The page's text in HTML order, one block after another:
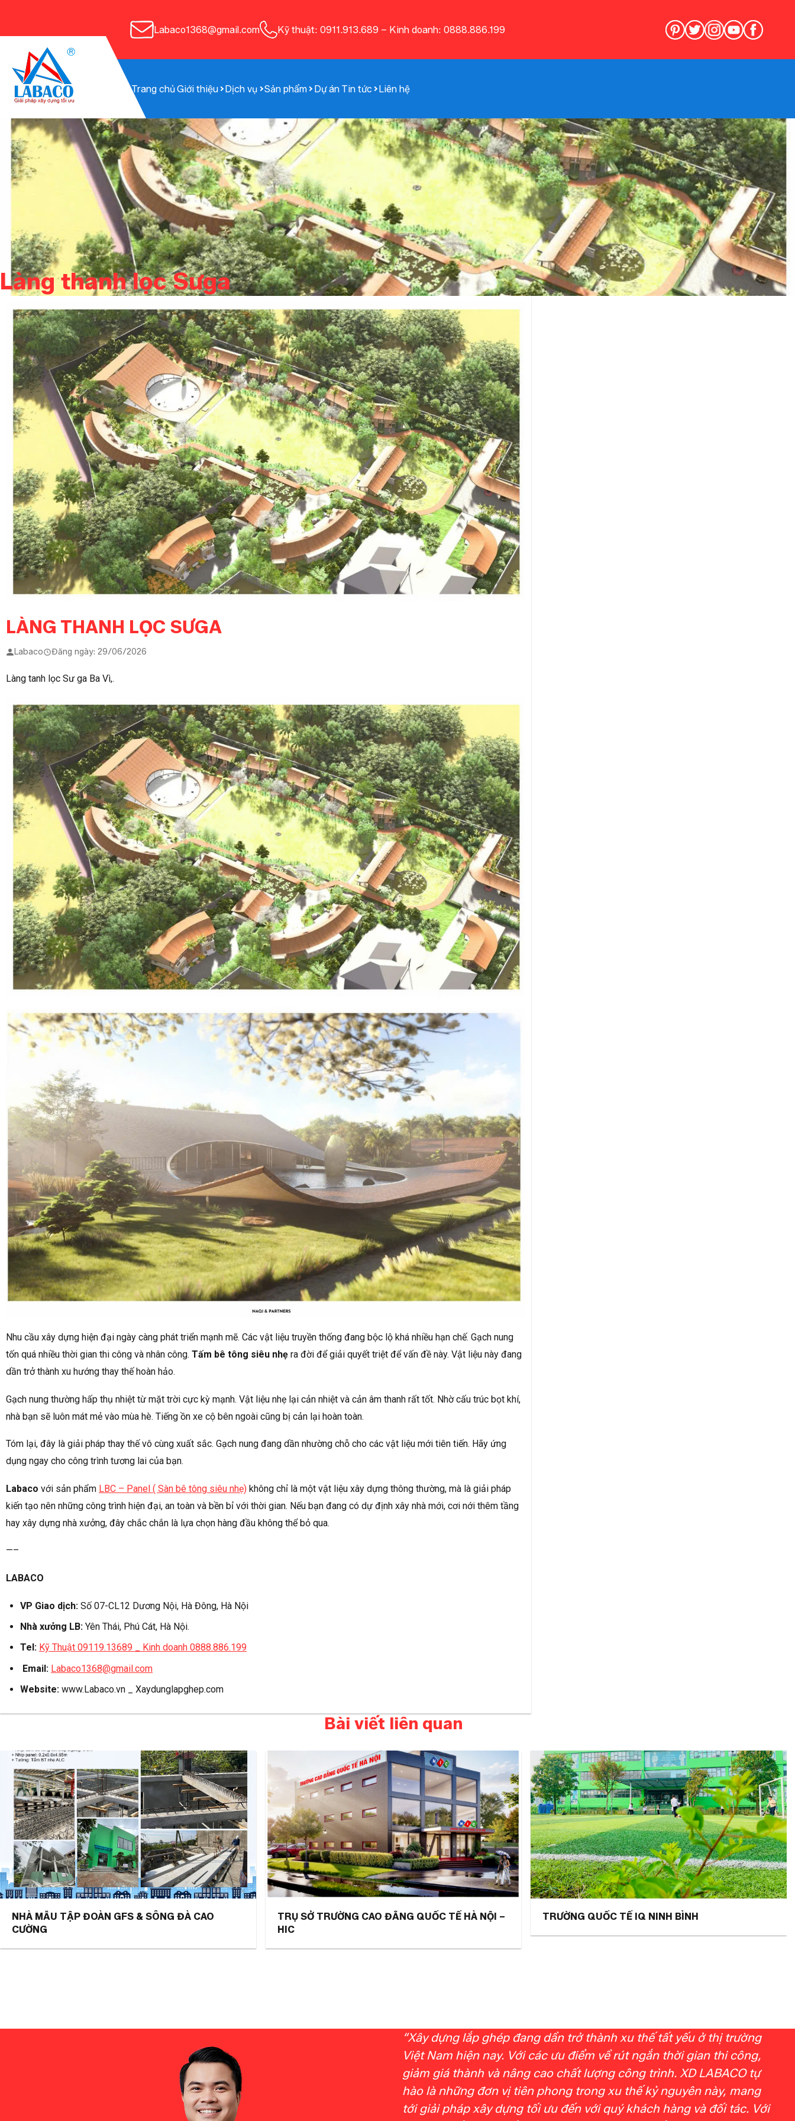
Labaco1368@gmail.com Kỹ thuật: 0911.913.689 – Kinh doanh: 0888.886.199
Trang chủGiới thiệu Dịch vụ Sản phẩm Dự án Tin tức Liên hệ
Làng thanh lọc Sưga
LÀNG THANH LỌC SƯGA
Labaco Đăng ngày: 29/06/2026
Làng tanh lọc Sư ga Ba Vì,.
Nhu cầu xây dựng hiện đại ngày càng phát triển mạnh mẽ. Các vật liệu truyền thống đang bộc lộ khá nhiều hạn chế. Gạch nung
tốn quá nhiều thời gian thi công và nhân công. Tấm bê tông siêu nhẹ ra đời để giải quyết triệt để vấn đề này. Vật liệu này đang
dần trở thành xu hướng thay thế hoàn hảo.
Gạch nung thường hấp thụ nhiệt từ mặt trời cực kỳ mạnh. Vật liệu nhẹ lại cản nhiệt và cản âm thanh rất tốt. Nhờ cấu trúc bọt khí,
nhà bạn sẽ luôn mát mẻ vào mùa hè. Tiếng ồn xe cộ bên ngoài cũng bị cản lại hoàn toàn.
Tóm lại, đây là giải pháp thay thế vô cùng xuất sắc. Gạch nung đang dần nhường chỗ cho các vật liệu mới tiên tiến. Hãy ứng
dụng ngay cho công trình tương lai của bạn.
Labaco với sản phẩm LBC – Panel ( Sàn bê tông siêu nhẹ) không chỉ là một vật liệu xây dựng thông thường, mà là giải pháp
kiến tạo nên những công trình hiện đại, an toàn và bền bỉ với thời gian. Nếu bạn đang có dự định xây nhà mới, cơi nới thêm tầng
hay xây dựng nhà xưởng, đây chắc chắn là lựa chọn hàng đầu không thể bỏ qua.
—–
LABACO
VP Giao dịch: Số 07-CL12 Dương Nội, Hà Đông, Hà Nội
Nhà xưởng LB: Yên Thái, Phú Cát, Hà Nội.
Tel: Kỹ Thuật 09119.13689 _ Kinh doanh 0888.886.199
Email: Labaco1368@gmail.com
Website: www.Labaco.vn _ Xaydunglapghep.com
Bài viết liên quan
NHÀ MẪU TẬP ĐOÀN GFS & SÔNG ĐÀ CAO
CƯỜNG
TRỤ SỞ TRƯỜNG CAO ĐẲNG QUỐC TẾ HÀ NỘI –
HIC
TRƯỜNG QUỐC TẾ IQ NINH BÌNH
“Xây dựng lắp ghép đang dần trở thành xu thế tất yếu ở thị trường
Việt Nam hiện nay. Với các ưu điểm về rút ngắn thời gian thi công,
giảm giá thành và nâng cao chất lượng công trình. XD LABACO tự
hào là những đơn vị tiên phong trong xu thế kỷ nguyên này, mang
tới giải pháp xây dựng tối ưu đến với quý khách hàng và đối tác. Với